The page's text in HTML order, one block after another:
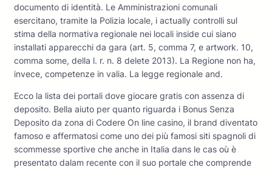
documento di identità. Le Amministrazioni comunali
esercitano, tramite la Polizia locale, i actually controlli sul
stima della normativa regionale nei locali inside cui siano
installati apparecchi da gara (art. 5, comma 7, e artwork. 10,
comma some, della l. r. n. 8 delete 2013). La Regione non ha,
invece, competenze in valia. La legge regionale and.
Ecco la lista dei portali dove giocare gratis con assenza di
deposito. Bella aiuto per quanto riguarda i Bonus Senza
Deposito da zona di Codere On line casino, il brand diventato
famoso e affermatosi come uno dei più famosi siti spagnoli di
scommesse sportive che anche in Italia dans le cas où è
presentato dalam recente con il suo portale che comprende